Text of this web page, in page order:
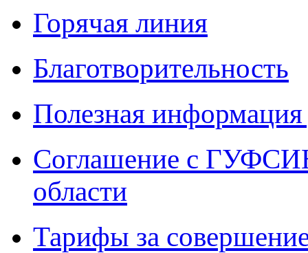
Горячая линия
Благотворительность
Полезная
Соглашение с
области
Тарифы за